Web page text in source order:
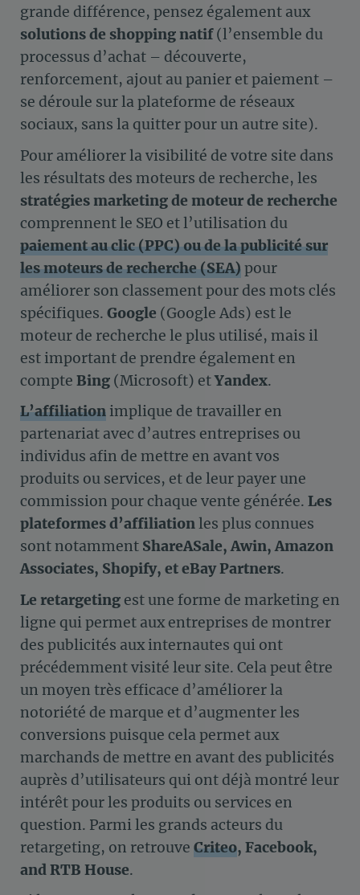
grande différence, pensez également aux
solutions de shopping natif(l’ensemble du
processus d’achat – découverte,
renforcement, ajout au panier et paiement –
se déroule sur la plateforme de réseaux
sociaux, sans la quitter pour un autre site).
Pour améliorer la visibilité de votre site dans
les résultats des moteurs de recherche, les
stratégies marketing de moteur de recherche
comprennent le SEO et l’utilisation du
paiement au clic (PPC) ou de la publicité sur
les moteurs de recherche (SEA)pour
améliorer son classement pour des mots clés
spécifiques. Google (Google Ads) est le
moteur de recherche le plus utilisé, mais il
est important de prendre également en
compte Bing (Microsoft) etYandex.
L’affiliation implique de travailler en
partenariat avec d’autres entreprises ou
individus afin de mettre en avant vos
produits ou services, et de leur payer une
commission pour chaque vente générée. Les
plateformes d’affiliationles plus connues
sont notamment ShareASale, Awin, Amazon
Associates, Shopify, et eBay Partners.
Le retargeting est une forme de marketing en
ligne qui permet aux entreprises de montrer
des publicités aux internautes qui ont
précédemment visité leur site. Cela peut être
un moyen très efficace d’améliorer la
notoriété de marque et d’augmenter les
conversions puisque cela permet aux
marchands de mettre en avant des publicités
auprès d’utilisateurs qui ont déjà montré leur
intérêt pour les produits ou services en
question. Parmi les grands acteurs du
retargeting, on retrouve Criteo, Facebook,
and RTB House.